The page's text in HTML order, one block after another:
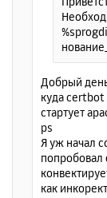
Добрый
куда certbot
стартует
ps
Я уж начал
попробовал
как